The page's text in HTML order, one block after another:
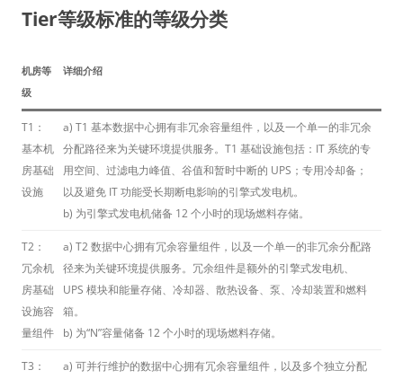
Tier等级标准的等级分类
机房等
级
详细介绍
T1：
基本机
房基础
设施
a) T1 基本数据中心拥有非冗余容量组件，以及一个单一的非冗余
分配路径来为关键环境提供服务。T1 基础设施包括：IT 系统的专
用空间、过滤电力峰值、谷值和暂时中断的 UPS；专用冷却备；
以及避免 IT 功能受长期断电影响的引擎式发电机。
b) 为引擎式发电机储备 12 个小时的现场燃料存储。
T2：
冗余机
房基础
设施容
量组件
a) T2 数据中心拥有冗余容量组件，以及一个单一的非冗余分配路
径来为关键环境提供服务。冗余组件是额外的引擎式发电机、
UPS 模块和能量存储、冷却器、散热设备、泵、冷却装置和燃料
箱。
b) 为“N”容量储备 12 个小时的现场燃料存储。
T3：
a) 可并行维护的数据中心拥有冗余容量组件，以及多个独立分配